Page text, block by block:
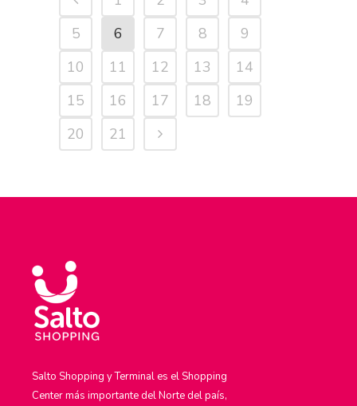
5
6 7 8
9
10
11 12 13
14
15
16 17 18
19
20
21
Salto Shopping y Terminal es el Shopping
Center más importante del Norte del país,